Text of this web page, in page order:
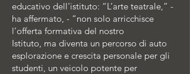
educativo dell'istituto: “L’arte teatrale,” -
ha affermato, - “non solo arricchisce
l’offerta formativa del nostro
Istituto, ma diventa un percorso di auto
esplorazione e crescita personale per gli
studenti, un veicolo potente per